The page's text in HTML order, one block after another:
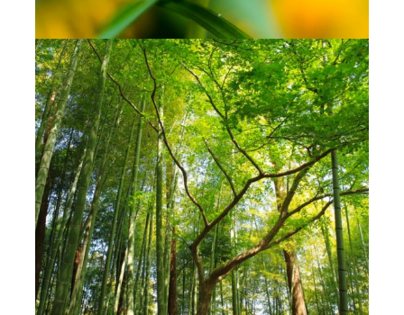
OÙ SONT LES ARBRES ?
Expansion agricole, extraction de
combustibles fossiles et exploitation
illégale du bois sont autant de causes de
disparition des forêts naturelles,
indispensables à la vie sur terre. Tous les
ans, environ 15 millions d’hectares sont
détruits, soit l’équivalent de la surface de la
Belgique.